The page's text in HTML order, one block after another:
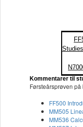
Kommentarer til
Førsteårsprøven
FF500
MM505
MM536